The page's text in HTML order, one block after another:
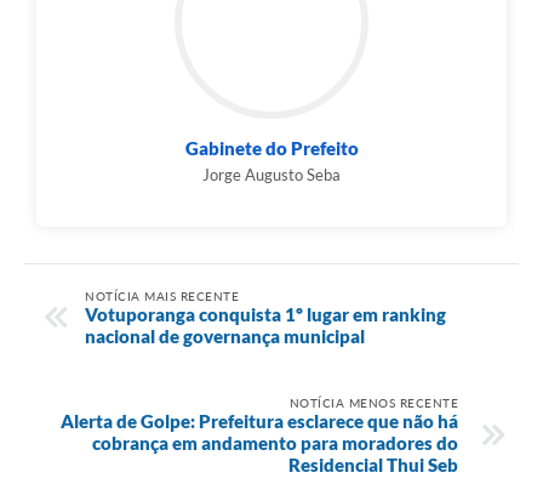
Gabinete do Prefeito
Jorge Augusto Seba
NOTÍCIA MAIS RECENTE
Votuporanga conquista 1º lugar em ranking
nacional de governança municipal
NOTÍCIA MENOS RECENTE
Alerta de Golpe: Prefeitura esclarece que não há
cobrança em andamento para moradores do
Residencial Thui Seb